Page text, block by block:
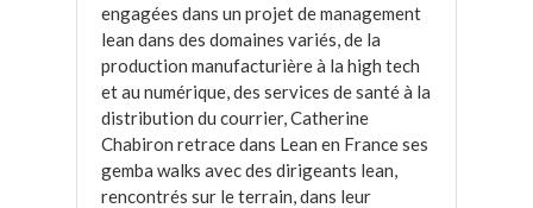
engagées dans un projet de management
lean dans des domaines variés, de la
production manufacturière à la high tech
et au numérique, des services de santé à la
distribution du courrier, Catherine
Chabiron retrace dans Lean en France ses
gemba walks avec des dirigeants lean,
rencontrés sur le terrain, dans leur